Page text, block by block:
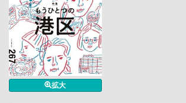
拡大